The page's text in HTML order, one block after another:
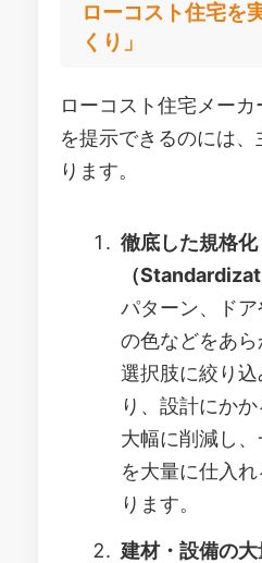
ローコスト住宅を
くり」
ローコスト住宅メー
を提示できるのには
ります。
徹底した規格化
（
パターン、ド
の色などをあ
選択肢に絞り
り、設計にか
大幅に削減し
を大量に仕入
ります。
建材・設備の